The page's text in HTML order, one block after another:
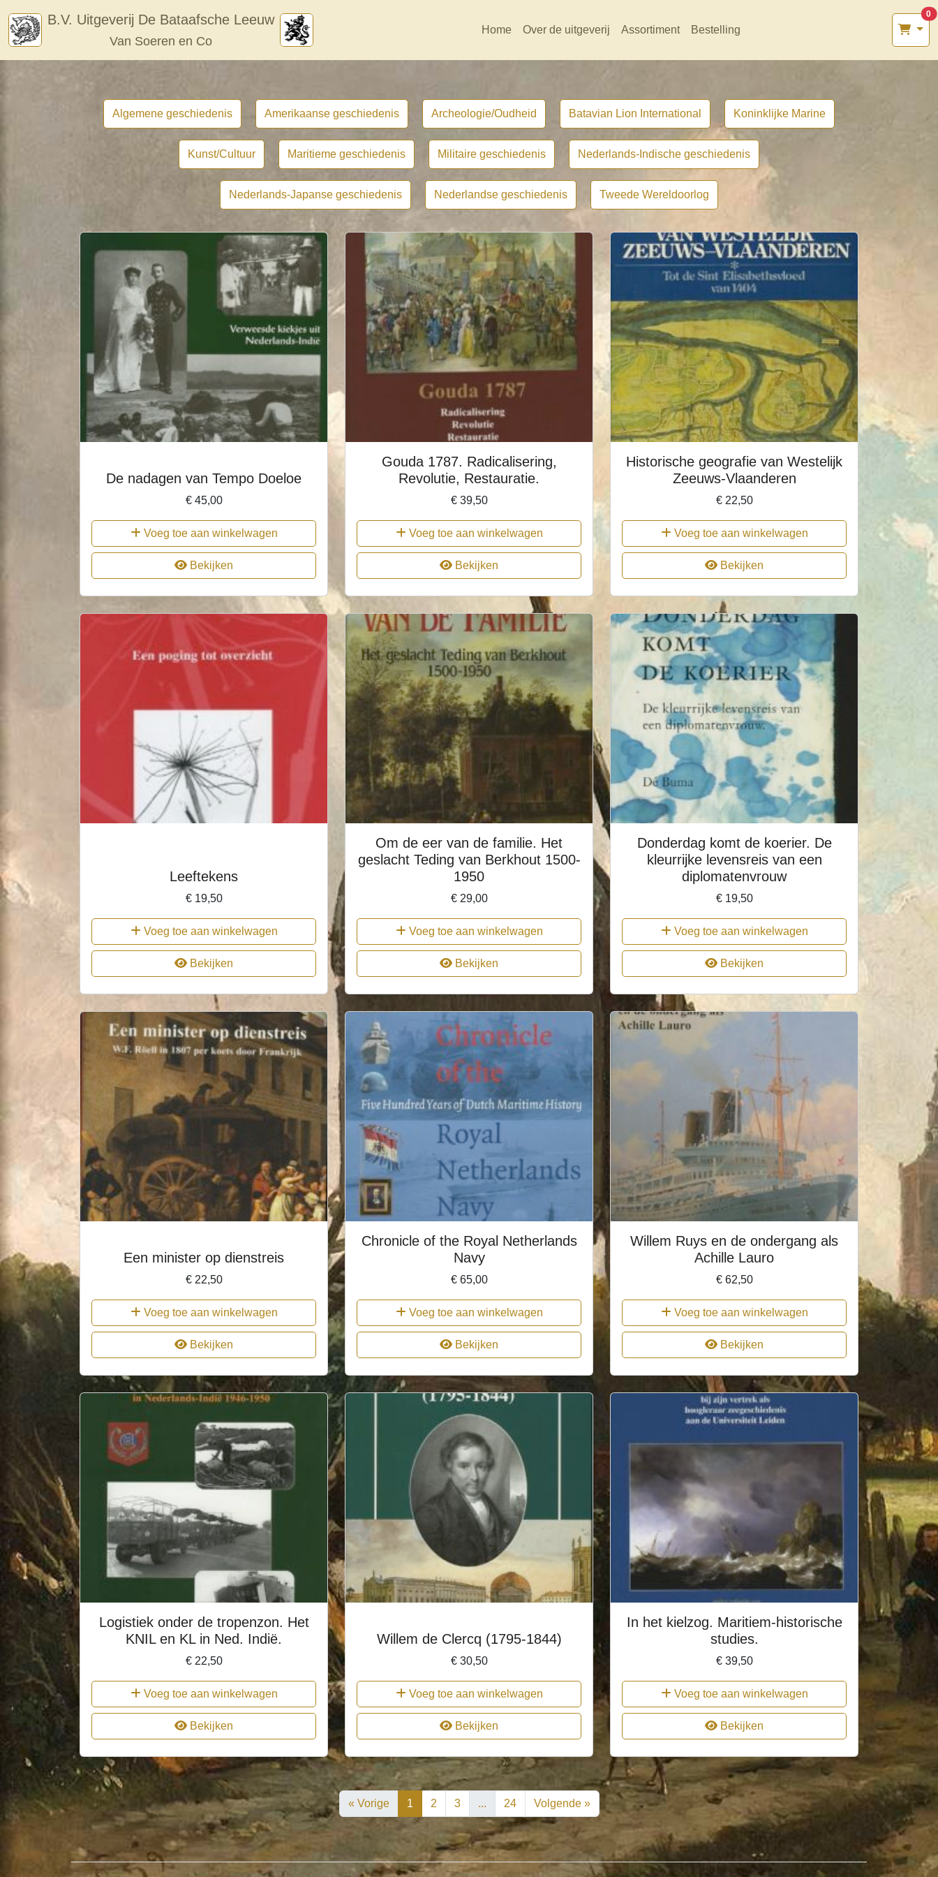
content
B.V. Uitgeverij De Bataafsche Leeuw
Van Soeren en Co
Home Over de uitgeverij Assortiment Bestelling
0
Algemene geschiedenis Amerikaanse geschiedenis Archeologie/Oudheid Batavian Lion International Koninklijke Marine
Kunst/Cultuur Maritieme geschiedenis Militaire geschiedenis Nederlands-Indische geschiedenis
Nederlands-Japanse geschiedenis Nederlandse geschiedenis Tweede Wereldoorlog
De nadagen van Tempo Doeloe
€45,00
Voeg toe aan winkelwagen
Bekijken
Gouda 1787. Radicalisering,
Revolutie, Restauratie.
€39,50
Voeg toe aan winkelwagen
Bekijken
Historische geografie van Westelijk
Zeeuws-Vlaanderen
€22,50
Voeg toe aan winkelwagen
Bekijken
Leeftekens
€19,50
Voeg toe aan winkelwagen
Bekijken
Om de eer van de familie. Het
geslacht Teding van Berkhout 1500-
1950
€29,00
Voeg toe aan winkelwagen
Bekijken
Donderdag komt de koerier. De
kleurrijke levensreis van een
diplomatenvrouw
€19,50
Voeg toe aan winkelwagen
Bekijken
Een minister op dienstreis
€22,50
Voeg toe aan winkelwagen
Bekijken
Chronicle of the Royal Netherlands
Navy
€65,00
Voeg toe aan winkelwagen
Bekijken
Willem Ruys en de ondergang als
Achille Lauro
€62,50
Voeg toe aan winkelwagen
Bekijken
Logistiek onder de tropenzon. Het
KNIL en KL in Ned. Indië.
€22,50
Voeg toe aan winkelwagen
Bekijken
Willem de Clercq (1795-1844)
€30,50
Voeg toe aan winkelwagen
Bekijken
In het kielzog. Maritiem-historische
studies.
€39,50
Voeg toe aan winkelwagen
Bekijken
« Vorige 1 2 3 ... 24 Volgende »